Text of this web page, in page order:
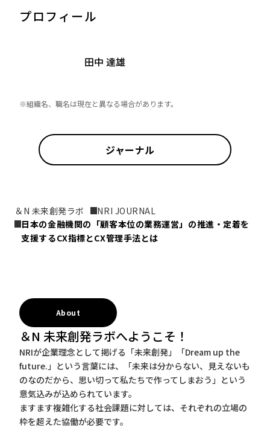
プロフィール
田中 達雄
※組織名、職名は現在と異なる場合があります。
ジャーナル
＆N 未来創発ラボ
NRI JOURNAL
日本の金融機関の「顧客本位の業務運営」の推進・定着を
支援するCX指標とCX管理手法とは
About
＆N 未来創発ラボへようこそ！
NRIが企業理念として掲げる「未来創発」「Dream up the
future.」という言葉には、「未来は分からない、見えないも
のなのだから、思い切って私たちで作ってしまおう」という
意気込みが込められています。
ますます複雑化する社会課題に対しては、それぞれの立場の
枠を超えた協働が必要です。